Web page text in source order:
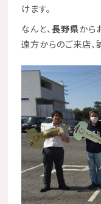
けます。
なんと、長野県から
遠方からのご来店、